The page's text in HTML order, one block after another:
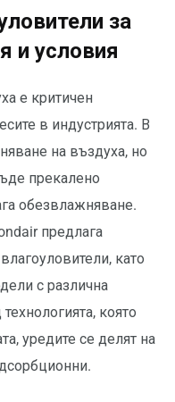
за
и условия
е критичен
в индустрията. В
на въздуха, но
прекалено
обезвлажняване.
предлага
като
с различна
която
уредите се делят на